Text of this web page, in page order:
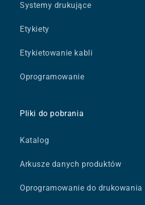
Systemy drukujące
Etykiety
Etykietowanie kabli
Oprogramowanie
Pliki do pobrania
Katalog
Arkusze danych produktów
Oprogramowanie do drukowania